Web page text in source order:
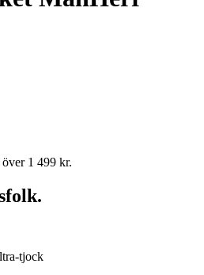
1 499 kr.
tjock